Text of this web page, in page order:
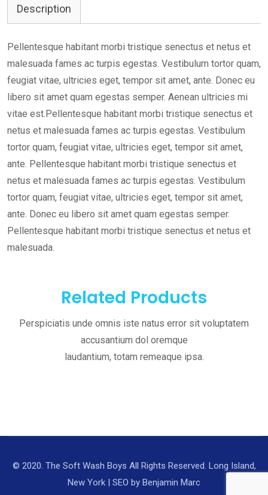
Description
Pellentesque habitant morbi tristique senectus et netus et
malesuada fames ac turpis egestas. Vestibulum tortor quam,
feugiat vitae, ultricies eget, tempor sit amet, ante. Donec eu
libero sit amet quam egestas semper. Aenean ultricies mi
vitae est.Pellentesque habitant morbi tristique senectus et
netus et malesuada fames ac turpis egestas. Vestibulum
tortor quam, feugiat vitae, ultricies eget, tempor sit amet,
ante. Pellentesque habitant morbi tristique senectus et
netus et malesuada fames ac turpis egestas. Vestibulum
tortor quam, feugiat vitae, ultricies eget, tempor sit amet,
ante. Donec eu libero sit amet quam egestas semper.
Pellentesque habitant morbi tristique senectus et netus et
malesuada.
Related Products
Perspiciatis unde omnis iste natus error sit voluptatem
accusantium dol oremque
laudantium, totam remeaque ipsa.
© 2020. The Soft Wash Boys All Rights Reserved. Long Island,
New York | SEO by Benjamin Marc